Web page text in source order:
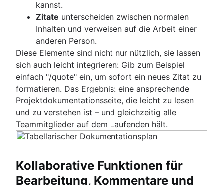
kannst.
Zitate unterscheiden zwischen normalen
Inhalten und verweisen auf die Arbeit einer
anderen Person.
Diese Elemente sind nicht nur nützlich, sie lassen
sich auch leicht integrieren: Gib zum Beispiel
einfach "/quote" ein, um sofort ein neues Zitat zu
formatieren. Das Ergebnis: eine ansprechende
Projektdokumentationsseite, die leicht zu lesen
und zu verstehen ist – und gleichzeitig alle
Teammitglieder auf dem Laufenden hält.
Kollaborative Funktionen für
Bearbeitung, Kommentare und